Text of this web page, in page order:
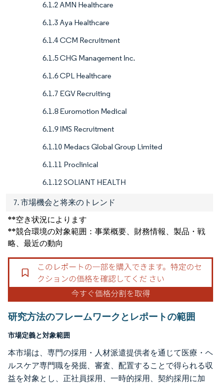
6.1.2 AMN Healthcare
6.1.3 Aya Healthcare
6.1.4 CCM Recruitment
6.1.5 CHG Management Inc.
6.1.6 CPL Healthcare
6.1.7 EGV Recruiting
6.1.8 Euromotion Medical
6.1.9 IMS Recruitment
6.1.10 Medacs Global Group Limited
6.1.11 Proclinical
6.1.12 SOLIANT HEALTH
7. 市場機会と将来のトレンド
**空き状況によります
**競合環境の対象範囲：事業概要、財務情報、製品・戦
略、最近の動向
研究方法のフレームワークとレポートの範囲
市場定義と対象範囲
本市場は、専門の採用・人材派遣提供者を通じて医療・ヘ
ルスケア専門職を発掘、審査、配置することで得られる収
益を対象とし、正社員採用、一時的採用、契約採用に加